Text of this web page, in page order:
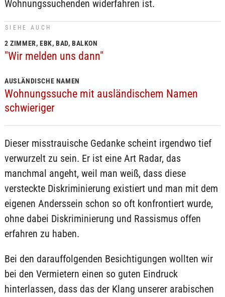
Wohnungssuchenden widerfahren ist.
SIEHE AUCH
2 ZIMMER, EBK, BAD, BALKON
"Wir melden uns dann"
AUSLÄNDISCHE NAMEN
Wohnungssuche mit ausländischem Namen
schwieriger
Dieser misstrauische Gedanke scheint irgendwo tief
verwurzelt zu sein. Er ist eine Art Radar, das
manchmal angeht, weil man weiß, dass diese
versteckte Diskriminierung existiert und man mit dem
eigenen Anderssein schon so oft konfrontiert wurde,
ohne dabei Diskriminierung und Rassismus offen
erfahren zu haben.
Bei den darauffolgenden Besichtigungen wollten wir
bei den Vermietern einen so guten Eindruck
hinterlassen, dass das der Klang unserer arabischen